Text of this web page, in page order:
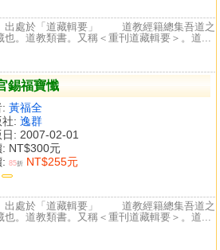
出處於「道藏輯要」 道教經籍總集吾道之
也。道教類書。又稱＜重刊道藏輯要＞。道...
錫福寶懺
黃福全
社: 逸群
日: 2007-02-01
: NT$300元
85折 NT$255元
出處於「道藏輯要」 道教經籍總集吾道之
也。道教類書。又稱＜重刊道藏輯要＞。道...